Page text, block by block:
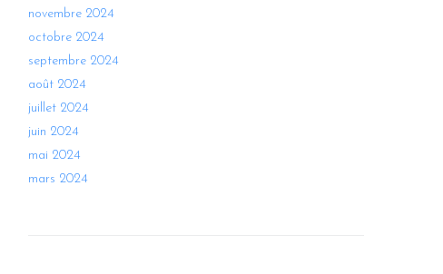
novembre 2024
octobre 2024
septembre 2024
août 2024
juillet 2024
juin 2024
mai 2024
mars 2024